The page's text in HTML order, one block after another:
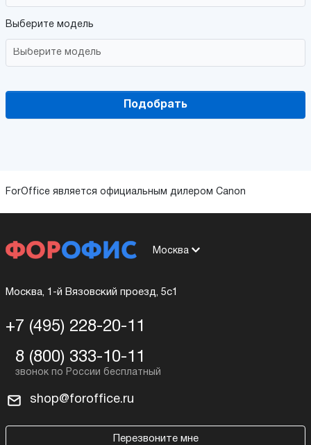
Выберите модель
Подобрать
ForOffice является официальным дилером Canon
Москва
Москва, 1-й Вязовский проезд, 5с1
+7 (495) 228-20-11
8 (800) 333-10-11
shop@foroffice.ru
Перезвоните мне